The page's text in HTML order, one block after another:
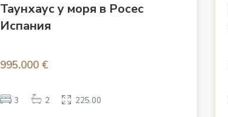
Таунхаус у моря в Росес
Испания
995.000 €
3 2 225.00